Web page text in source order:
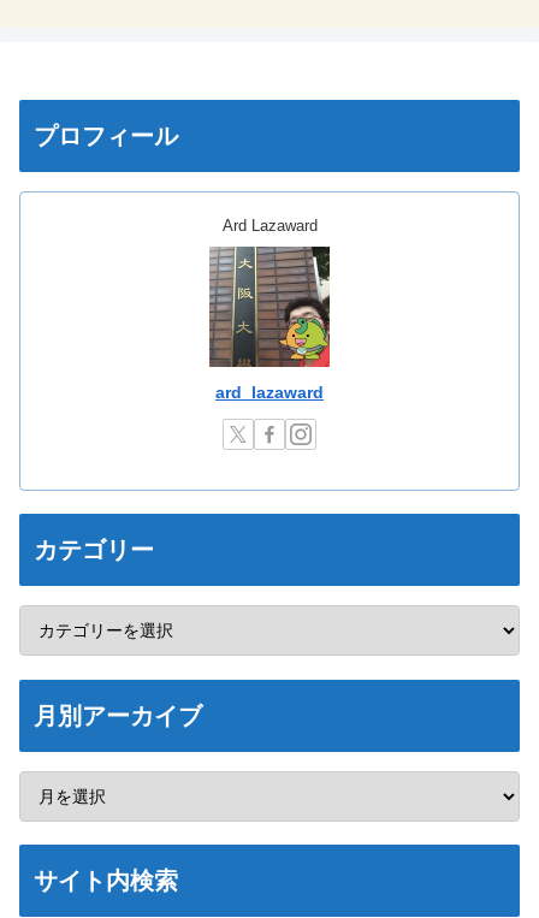
プロフィール
Ard Lazaward
ard_lazaward
カテゴリー
月別アーカイブ
サイト内検索